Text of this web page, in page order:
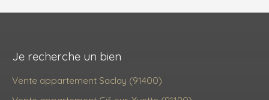
Je recherche un bien
Vente appartement Saclay (91400)